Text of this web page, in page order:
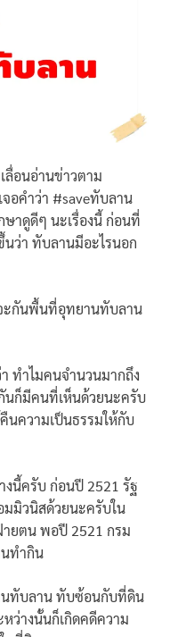
ลื่อนอ่านข่าวตาม
อคำว่า #saveทับลาน
าดูดีๆ นะเรื่องนี้ ก่อนที่
นว่า ทับลานมีอะไรนอก
จะกันพื้นที่อุทยานทับลาน
ทำไมคนจำนวนมากถึง
นก็มีคนที่เห็นด้วยนะครับ
นความเป็นธรรมให้กับ
งนี้ครับ ก่อนปี 2521 รัฐ
มิวนิสด้วยนะครับใน
ายตน พอปี 2521 กรม
ทำกิน
ทับลาน ทับซ้อนกับที่ดิน
ว่างนั้นก็เกิดคดีความ